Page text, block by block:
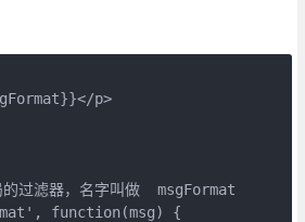
p>
过滤器，名字叫做  msgFormat
function(msg) {